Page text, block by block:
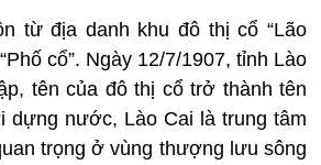
từ địa danh khu đô thị cổ “Lão
cổ”. Ngày 12/7/1907, tỉnh Lào
tên của đô thị cổ trở thành tên
dựng nước, Lào Cai là trung tâm
trọng ở vùng thượng lưu sông